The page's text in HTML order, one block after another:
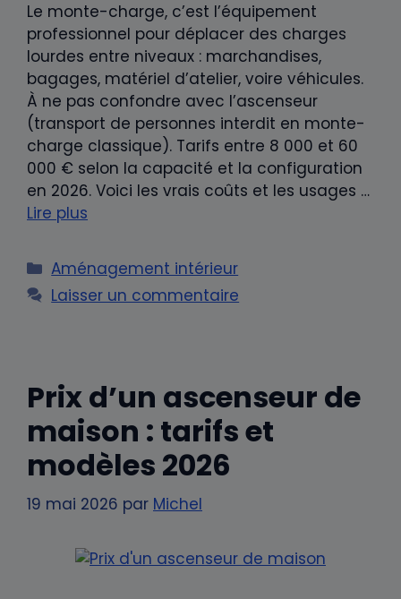
Le monte-charge, c’est l’équipement
professionnel pour déplacer des charges
lourdes entre niveaux : marchandises,
bagages, matériel d’atelier, voire véhicules.
À ne pas confondre avec l’ascenseur
(transport de personnes interdit en monte-
charge classique). Tarifs entre 8 000 et 60
000 € selon la capacité et la configuration
en 2026. Voici les vrais coûts et les usages …
Lire plus
Catégories
Aménagement intérieur
Laisser un commentaire
Prix d’un ascenseur de
maison : tarifs et
modèles 2026
19 mai 2026 par Michel